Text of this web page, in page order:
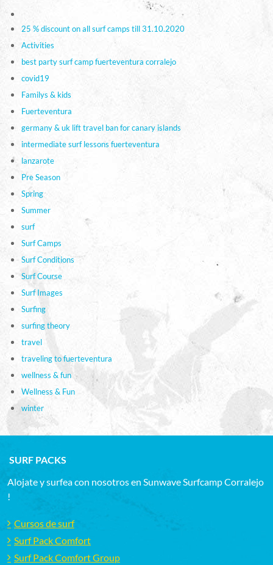
25 % discount on all surf camps till 31.10.2020
Activities
best party surf camp fuerteventura corralejo
covid19
Familys & kids
Fuerteventura
germany & uk lift travel ban for canary islands
intermediate surf lessons fuerteventura
lanzarote
Pre Season
Spring
Summer
surf
Surf Camps
Surf Conditions
Surf Course
Surf Images
Surfing
surfing theory
travel
traveling to fuerteventura
wellness & fun
Wellness & Fun
winter
SURF PACKS
Alojate y surfea con nosotros en Sunwave Surfcamp Corralejo
!
Cursos de surf
Surf Pack Comfort
Surf Pack Comfort Group